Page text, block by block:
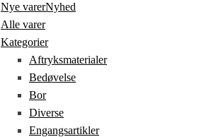
Nye varerNyhed
Alle varer
Kategorier
Aftryksmaterialer
Bedøvelse
Bor
Diverse
Engangsartikler